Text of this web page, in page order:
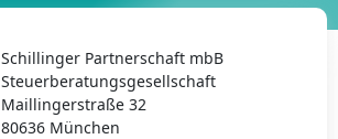
Schillinger Partnerschaft mbB
Steuerberatungsgesellschaft
Maillingerstraße 32
80636 München